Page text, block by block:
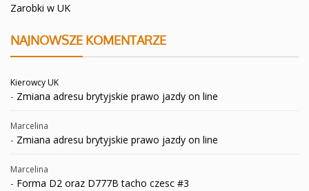
Zarobki w UK
NAJNOWSZE KOMENTARZE
Kierowcy UK
- Zmiana adresu brytyjskie prawo jazdy on line
Marcelina
- Zmiana adresu brytyjskie prawo jazdy on line
Marcelina
- Forma D2 oraz D777B tacho czesc #3